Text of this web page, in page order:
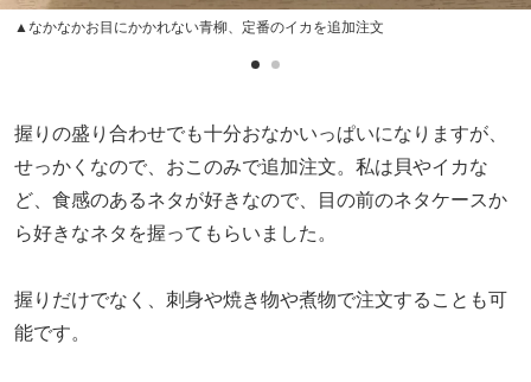
▲なかなかお目にかかれない青柳、定番のイカを追加注文
握りの盛り合わせでも十分おなかいっぱいになりますが、
せっかくなので、おこのみで追加注文。私は貝やイカな
ど、食感のあるネタが好きなので、目の前のネタケースか
ら好きなネタを握ってもらいました。
握りだけでなく、刺身や焼き物や煮物で注文することも可
能です。